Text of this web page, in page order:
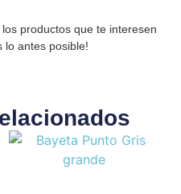
productos que te interesen
lo antes posible!